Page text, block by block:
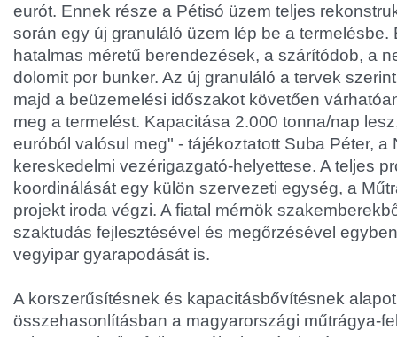
eurót. Ennek része a Pétisó üzem teljes
során egy új granuláló üzem lép be a termelésbe.
hatalmas méretű berendezések, a szárítódob, a
dolomit por bunker. Az új granuláló a tervek
majd a beüzemelési időszakot követően
meg a termelést. Kapacitása 2.000 tonna/nap
euróból valósul meg" - tájékoztatott Suba Péter, a
kereskedelmi vezérigazgató-helyettese. A teljes
koordinálását egy külön szervezeti egység, a
projekt iroda végzi. A fiatal mérnök
szaktudás fejlesztésével és megőrzésével
vegyipar gyarapodását is.
A korszerűsítésnek és kapacitásbővítésnek
összehasonlításban a magyarországi műtrágya-